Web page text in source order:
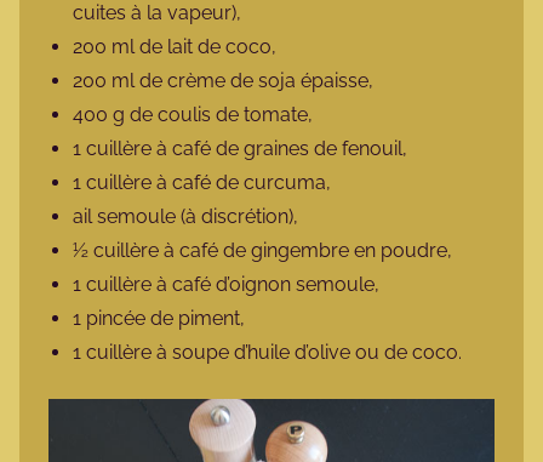
cuites à la vapeur),
200 ml de lait de coco,
200 ml de crème de soja épaisse,
400 g de coulis de tomate,
1 cuillère à café de graines de fenouil,
1 cuillère à café de curcuma,
ail semoule (à discrétion),
½ cuillère à café de gingembre en poudre,
1 cuillère à café d’oignon semoule,
1 pincée de piment,
1 cuillère à soupe d’huile d’olive ou de coco.